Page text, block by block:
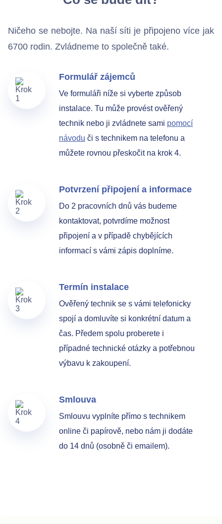
Ničeho se nebojte. Na naší síti je připojeno více jak
6700 rodin. Zvládneme to společně také.
Formulář zájemců
Ve formuláři níže si vyberte způsob
instalace. Tu může provést ověřený
technik nebo ji zvládnete sami pomocí
návodu či s technikem na telefonu a
můžete rovnou přeskočit na krok 4.
Potvrzení připojení a informace
Do 2 pracovních dnů vás budeme
kontaktovat, potvrdíme možnost
připojení a v případě chybějících
informací s vámi zápis doplníme.
Termín instalace
Ověřený technik se s vámi telefonicky
spojí a domluvíte si konkrétní datum a
čas. Předem spolu proberete i
případné technické otázky a potřebnou
výbavu k zakoupení.
Smlouva
Smlouvu vyplníte přímo s technikem
online či papírově, nebo nám ji dodáte
do 14 dnů (osobně či emailem).